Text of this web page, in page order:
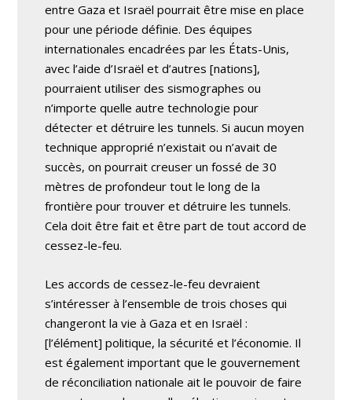
entre Gaza et Israël pourrait être mise en place
pour une période définie. Des équipes
internationales encadrées par les États-Unis,
avec l’aide d’Israël et d’autres [nations],
pourraient utiliser des sismographes ou
n’importe quelle autre technologie pour
détecter et détruire les tunnels. Si aucun moyen
technique approprié n’existait ou n’avait de
succès, on pourrait creuser un fossé de 30
mètres de profondeur tout le long de la
frontière pour trouver et détruire les tunnels.
Cela doit être fait et être part de tout accord de
cessez-le-feu.
Les accords de cessez-le-feu devraient
s’intéresser à l’ensemble de trois choses qui
changeront la vie à Gaza et en Israël :
[l’élément] politique, la sécurité et l’économie. Il
est également important que le gouvernement
de réconciliation nationale ait le pouvoir de faire